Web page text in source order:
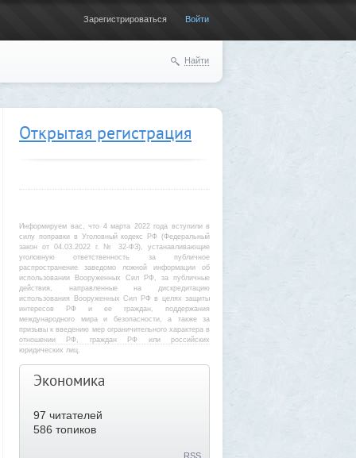
Зарегистрироваться Войти
Найти
Открытая регистрация
Информируем вас, что 4 марта 2022 года вступили в
силу поправки в Уголовный кодекс РФ (Федеральный
закон от 04.03.2022 г. № 32-ФЗ), устанавливающие
уголовную ответственность за публичное
распространение заведомо ложной информации об
использовании Вооруженных Сил РФ, за публичные
действия, направленные на дискредитацию
использования Вооруженных Сил РФ в целях защиты
интересов РФ и ее граждан, поддержания
международного мира и безопасности, а также за
призывы к введению мер ограничительного характера в
отношении РФ, граждан РФ или российских
юридических лиц.
Экономика
97 читателей
586 топиков
RSS